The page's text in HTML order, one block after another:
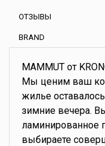
ОТЗЫВЫ
BRAND
MAMMUT от
Мы ценим ваш
жилье
зимние вечера.
ламинированное
выбираете